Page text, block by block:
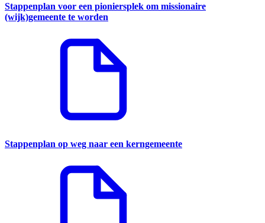
Stappenplan voor een pioniersplek om missionaire
(wijk)gemeente te worden
Stappenplan op weg naar een kerngemeente